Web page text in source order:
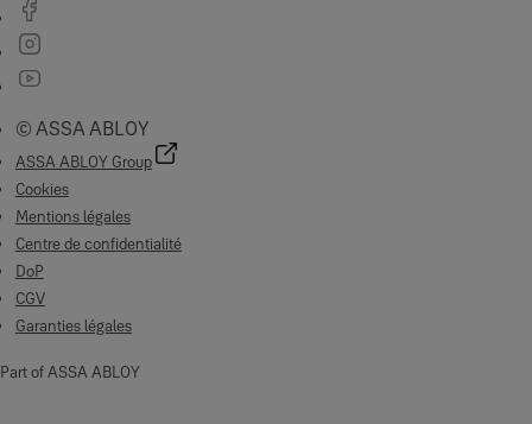
© ASSA ABLOY
ASSA ABLOY Group
Cookies
Mentions légales
Centre de confidentialité
DoP
CGV
Garanties légales
Part of ASSA ABLOY